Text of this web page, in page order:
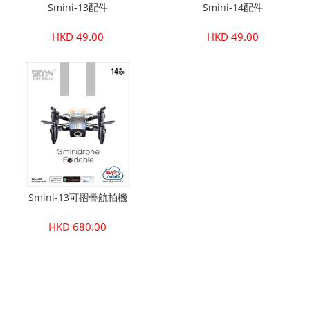
Smini-13配件
HKD 49.00
Smini-14配件
HKD 49.00
Smini-13可摺疊航拍機
HKD 680.00